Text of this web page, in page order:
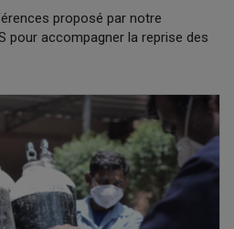
proposé par notre
pour accompagner la reprise des